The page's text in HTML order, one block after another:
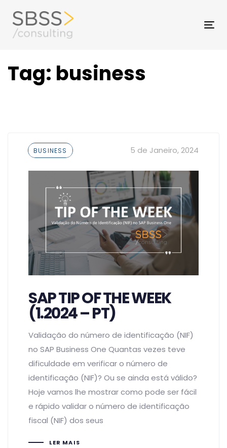
Skip
links
to
primary
to
Tag: business
Tags
BUSINESS 5 de Janeiro, 2024
SAP TIP OF THE WEEK
(1.2024 – PT)
Validação do número de identificação (NIF)
no SAP Business One Quantas vezes teve
dificuldade em verificar o número de
identificação (NIF)? Ou se ainda está válido?
Hoje vamos lhe mostrar como pode ser fácil
e rápido validar o número de identificação
fiscal (NIF) dos seus
LER MAIS